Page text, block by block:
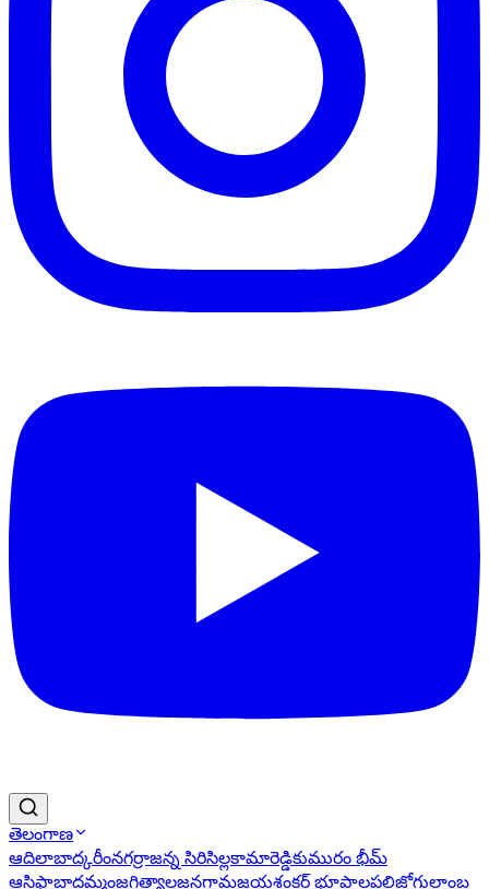
తెలంగాణ
ఆదిలాబాద్కరీంనగర్రాజన్న సిరిసిల్లకామారెడ్డికుమురం భీమ్
ఆసిఫాబాద్ఖమ్మంజగిత్యాలజనగామజయశంకర్ భూపాలపల్లిజోగులాంబ